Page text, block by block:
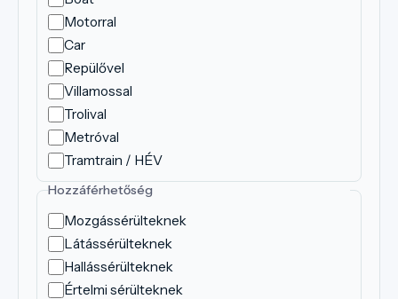
Motorral
Car
Repülővel
Villamossal
Trolival
Metróval
Tramtrain / HÉV
Hozzáférhetőség
Mozgássérülteknek
Látássérülteknek
Hallássérülteknek
Értelmi sérülteknek